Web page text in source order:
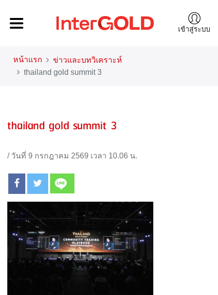
เข้าสู่ระบบ
หน้าแรก
ข่าวและบทวิเคราะห์
thailand gold summit 3
thailand gold summit 3
/ วันที่ 9 กรกฎาคม 2569 เวลา 10.06 น.